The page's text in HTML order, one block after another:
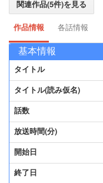
関連作品(5件)を見る
作品情報 各話情報
基本情報
タイトル
タイトル(読み仮名)
話数
放送時間(分)
開始日
終了日